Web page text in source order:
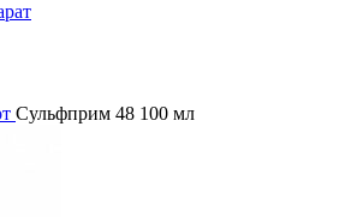
Сульфприм 48 100 мл